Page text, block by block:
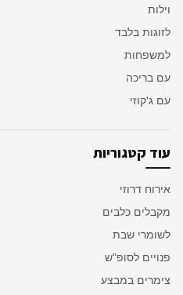
וילות
לזוגות בלבד
למשפחות
עם בריכה
עם ג'קוזי
עוד קטגוריות
אירוח דרוזי
מקבלים כלבים
לשומרי שבת
פנויים לסופ"ש
צימרים במבצע